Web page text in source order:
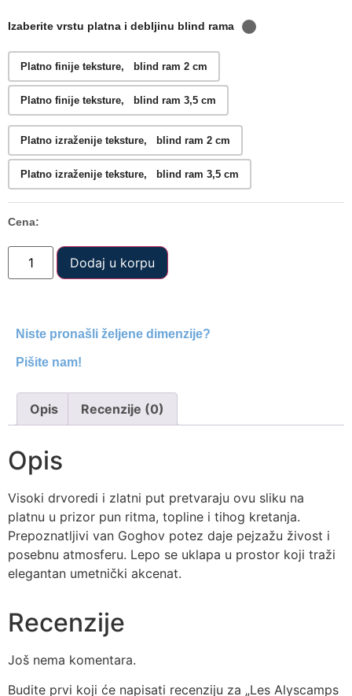
Izaberite vrstu platna i debljinu blind rama
Platno finije teksture, blind ram 2 cm
Platno finije teksture, blind ram 3,5 cm
Platno izraženije teksture, blind ram 2 cm
Platno izraženije teksture, blind ram 3,5 cm
Cena:
Dodaj u korpu
Niste pronašli željene dimenzije?
Pišite nam!
Opis Recenzije (0)
Opis
Visoki drvoredi i zlatni put pretvaraju ovu sliku na
platnu u prizor pun ritma, topline i tihog kretanja.
Prepoznatljivi van Goghov potez daje pejzažu živost i
posebnu atmosferu. Lepo se uklapa u prostor koji traži
elegantan umetnički akcenat.
Recenzije
Još nema komentara.
Budite prvi koji će napisati recenziju za „Les Alyscamps